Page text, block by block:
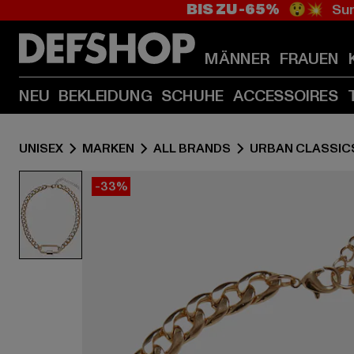
BIS ZU -65% 😲💥
MÄNNER FRAUEN
NEU BEKLEIDUNG SCHUHE ACCESSOIRES
UNISEX MARKEN ALL BRANDS URBAN
-33%